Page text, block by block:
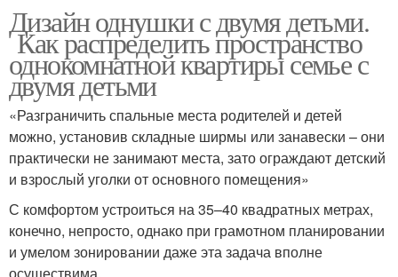
Дизайн однушки с двумя детьми.
Как распределить пространство
однокомнатной квартиры семье с
двумя детьми
«Разграничить спальные места родителей и детей
можно, установив складные ширмы или занавески – они
практически не занимают места, зато ограждают детский
и взрослый уголки от основного помещения»
С комфортом устроиться на 35–40 квадратных метрах,
конечно, непросто, однако при грамотном планировании
и умелом зонировании даже эта задача вполне
осуществима.